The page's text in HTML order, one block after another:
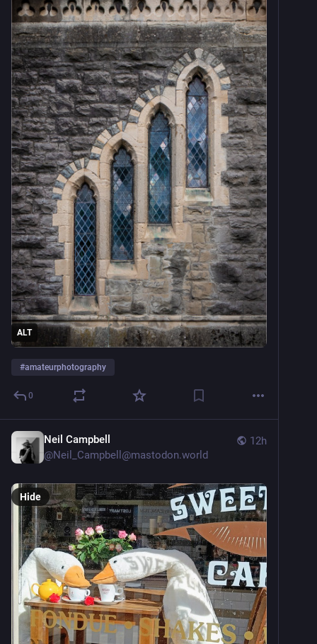
ALT
#amateurphotography
0
12h
Neil Campbell
@Neil_Campbell@mastodon.world
Hide